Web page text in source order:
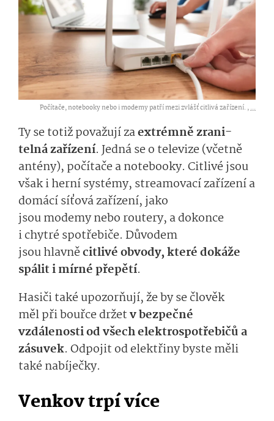
Počítače, notebooky nebo i modemy patří mezi zvlášť citlivá zařízení. ,...
Tysetotižpo­važují zaextrémnězrani­
telnázařízení. Jedná se o televize(včet­ně
antény), počítačea notebooky. Citlivé jsou
však ihernísystémy, streamovací zařízení a
domácí síťová zařízení, jako
jsoumodemyne­bo routery, a dokonce
i chytré spotřebiče. Dů­vodem
jsouhlavněci­tlivé obvody, které dokáže
spálit i mírné přepětí.
Hasiči takéupozorňují, že by se člověk
mělpři bouřcedržetv bezpečné
vzdálenosti od všech elektrospotřebičů a
zásuvek. Odpojit od elektřiny byste měli
takénabíječky.
Venkov trpívíce